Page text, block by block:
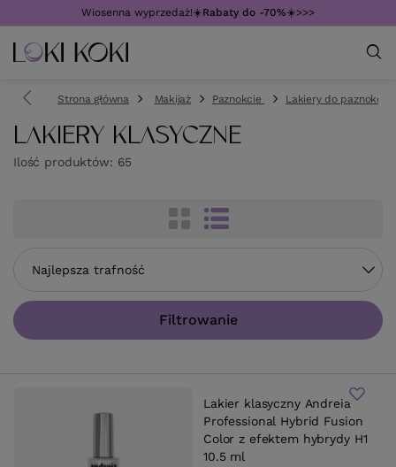
Wiosenna wyprzedaż!☀️Rabaty do -70%☀️>>>
Strona główna Makijaż Paznokcie Lakiery do paznokci
LAKIERY KLASYCZNE
Ilość produktów: 65
Zmień sortowanie
Najlepsza trafność
Filtrowanie
Lakier klasyczny Andreia
Professional Hybrid Fusion
Color z efektem hybrydy H1
10.5 ml